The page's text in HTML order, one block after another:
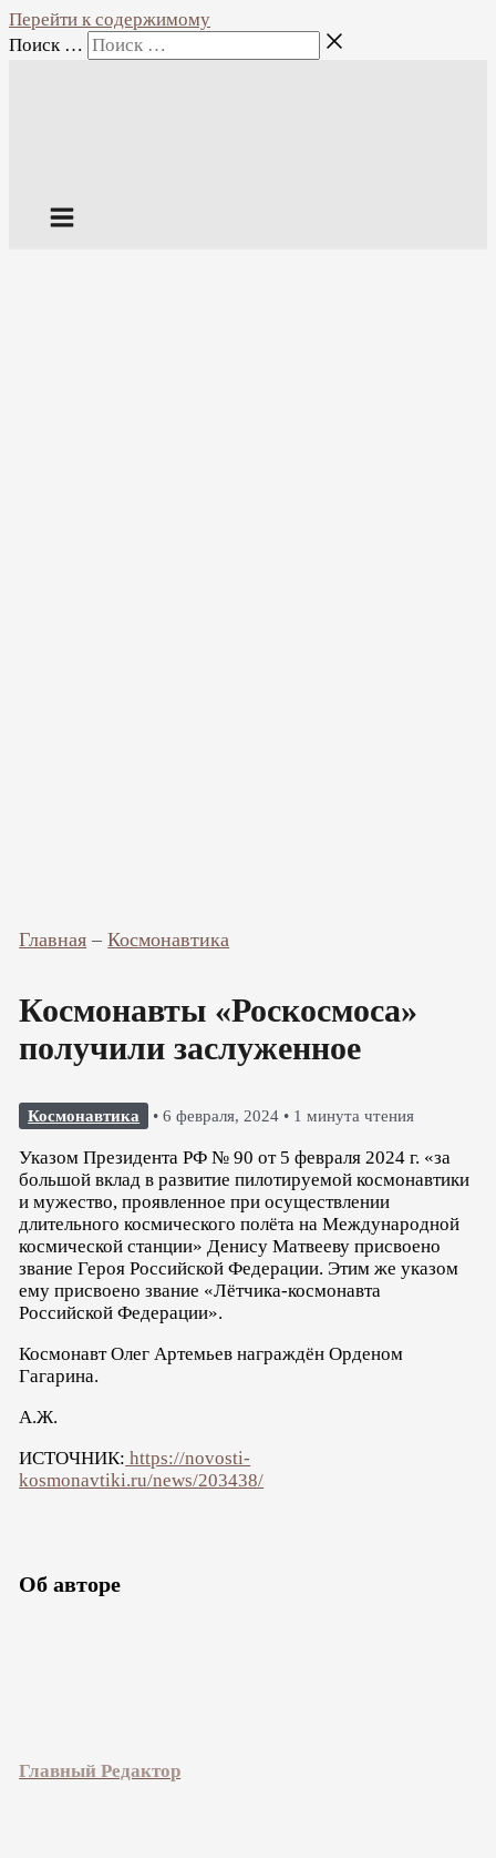
Перейти к содержимому
Поиск …
Главная –Космонавтика
Космонавты «Роскосмоса»
получили заслуженное
Космонавтика •6 февраля, 2024 • 1 минута чтения
Указом Президента РФ № 90 от 5 февраля 2024 г. «за
большой вклад в развитие пилотируемой космонавтики
и мужество, проявленное при осуществлении
длительного космического полёта на Международной
космической станции» Денису Матвееву присвоено
звание Героя Российской Федерации. Этим же указом
ему присвоено звание «Лётчика-космонавта
Российской Федерации».
Космонавт Олег Артемьев награждён Орденом
Гагарина.
А.Ж.
ИСТОЧНИК: https://novosti-
kosmonavtiki.ru/news/203438/
Об авторе
Главный Редактор